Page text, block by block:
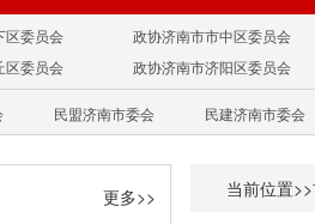
区委员会
政协济南市市中区委员会
区委员会
政协济南市济阳区委员会
民盟济南市委会 民建济南市委会
更多>>
当前位置>>